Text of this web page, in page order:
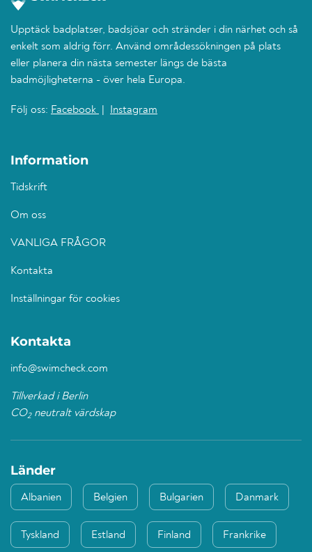
Upptäck badplatser, badsjöar och stränder i din närhet och så
enkelt som aldrig förr. Använd områdessökningen på plats
eller planera din nästa semester längs de bästa
badmöjligheterna - över hela Europa.
Följ oss: Facebook Instagram
Information
Tidskrift
Om oss
VANLIGA FRÅGOR
Kontakta
Inställningar för cookies
Kontakta
info@swimcheck.com
Tillverkad i Berlin
CO2neutralt värdskap
Länder
Albanien Belgien Bulgarien Danmark
Tyskland Estland Finland Frankrike